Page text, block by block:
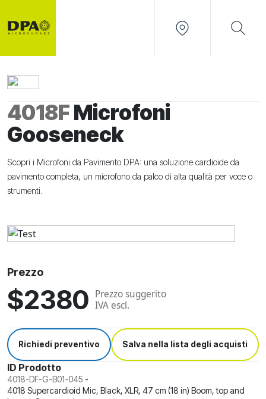
4018FMicrofoni
Gooseneck
Scopri i Microfoni da Pavimento DPA: una soluzione cardioide da
pavimento completa, un microfono da palco di alta qualità per voce o
strumenti.
Prezzo
$2380 Prezzo suggerito
IVA escl.
Richiedi preventivo Salva nella lista degli acquisti
ID Prodotto
4018-DF-G-B01-045 -
4018 Supercardioid Mic, Black, XLR, 47 cm (18 in) Boom, top and